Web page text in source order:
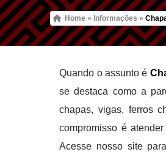
Home »Informações »
Quando o assunto é
se destaca como a
chapas, vigas, ferros
compromisso é
Acesse nosso site